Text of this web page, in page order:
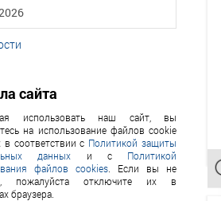
сайта
использовать наш сайт, вы
на использование файлов cookie
соответствии с Политикой защиты
данных и с Политикой
файлов cookies . Если вы не
пожалуйста отключите их в
браузера.